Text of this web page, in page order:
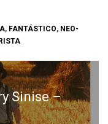
, FANTÁSTICO, NEO-
Sinise –